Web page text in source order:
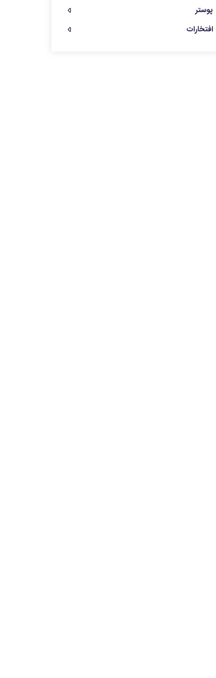
پوستر
افتخارات